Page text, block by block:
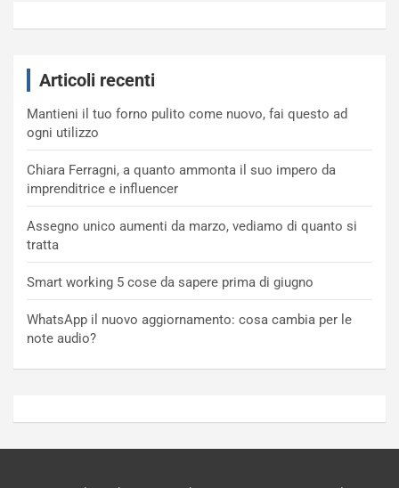
Articoli recenti
Mantieni il tuo forno pulito come nuovo, fai questo ad
ogni utilizzo
Chiara Ferragni, a quanto ammonta il suo impero da
imprenditrice e influencer
Assegno unico aumenti da marzo, vediamo di quanto si
tratta
Smart working 5 cose da sapere prima di giugno
WhatsApp il nuovo aggiornamento: cosa cambia per le
note audio?